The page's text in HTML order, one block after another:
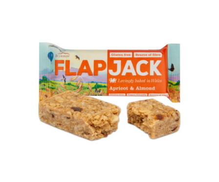
hvězdiček.